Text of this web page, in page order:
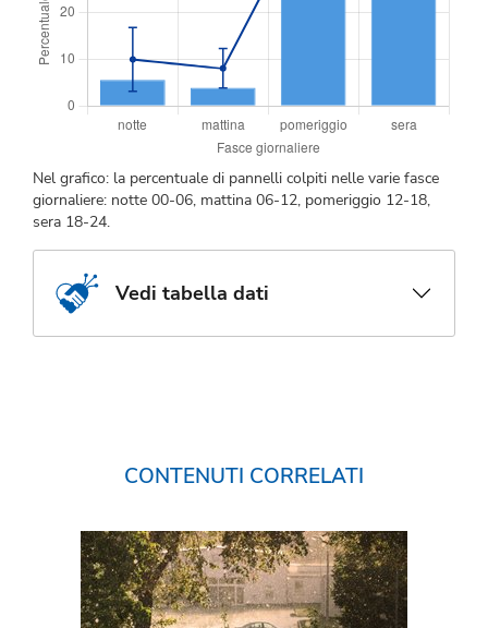
Nel grafico: la percentuale di pannelli colpiti nelle varie fasce
giornaliere: notte 00-06, mattina 06-12, pomeriggio 12-18,
sera 18-24.
Vedi tabella dati
CONTENUTI CORRELATI